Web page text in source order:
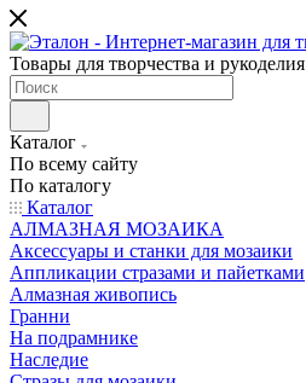
Товары для творчества и рукоделия
Каталог
По всему сайту
По каталогу
Каталог
АЛМАЗНАЯ МОЗАИКА
Аксессуары и станки для мозаики
Аппликации стразами и пайетками
Алмазная живопись
Гранни
На подрамнике
Наследие